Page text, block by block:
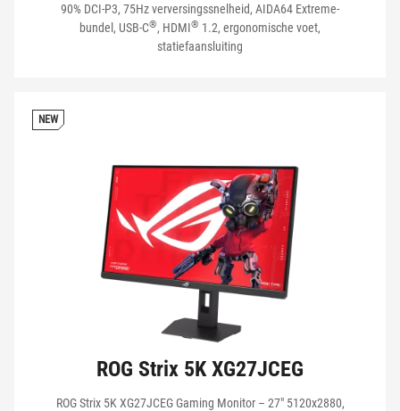
90% DCI‑P3, 75Hz verversingssnelheid, AIDA64 Extreme-
bundel, USB-C®, HDMI® 1.2, ergonomische voet,
statiefaansluiting
NEW
ROG Strix 5K XG27JCEG
ROG Strix 5K XG27JCEG Gaming Monitor – 27" 5120x2880,